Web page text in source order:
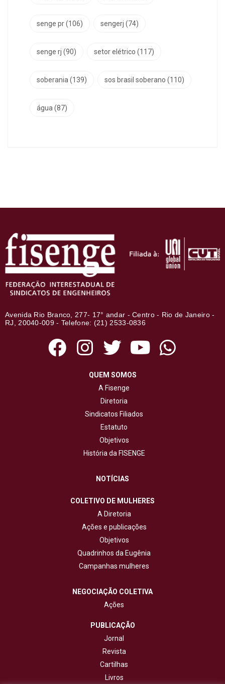
senge pr(106) sengerj (74)
senge rj (90) setor elétrico (117)
soberania (139) sos brasil soberano (110)
água (87)
Avenida Rio Branco, 277- 17° andar - Centro - Rio de Janeiro -
RJ, 20040-009 - Telefone: (21) 2533-0836
QUEM SOMOS
A Fisenge
Diretoria
Sindicatos Filiados
Estatuto
Objetivos
História da FISENGE
NOTÍCIAS
COLETIVO DE MULHERES
A Diretoria
Ações e publicações
Objetivos
Quadrinhos da Eugênia
Campanhas mulheres
NEGOCIAÇÃO COLETIVA
Ações
PUBLICAÇÃO
Jornal
Revista
Cartilhas
Livros